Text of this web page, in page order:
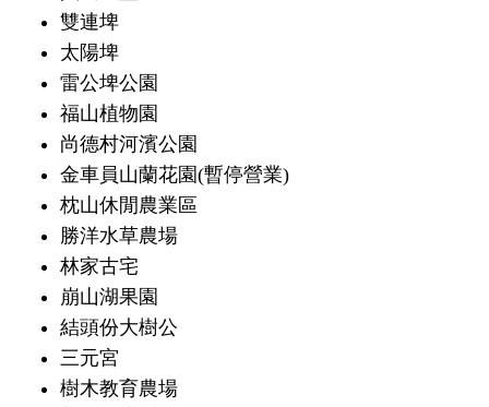
雙連埤
太陽埤
雷公埤公園
福山植物園
尚德村河濱公園
金車員山蘭花園(暫停營業)
枕山休閒農業區
勝洋水草農場
林家古宅
崩山湖果園
結頭份大樹公
三元宮
樹木教育農場